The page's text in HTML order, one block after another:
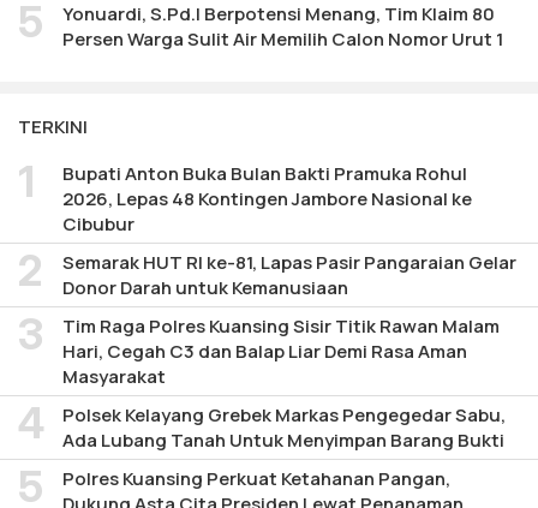
Yonuardi, S.Pd.I Berpotensi Menang, Tim Klaim 80
Persen Warga Sulit Air Memilih Calon Nomor Urut 1
TERKINI
Bupati Anton Buka Bulan Bakti Pramuka Rohul
2026, Lepas 48 Kontingen Jambore Nasional ke
Cibubur
Semarak HUT RI ke-81, Lapas Pasir Pangaraian Gelar
Donor Darah untuk Kemanusiaan
Tim Raga Polres Kuansing Sisir Titik Rawan Malam
Hari, Cegah C3 dan Balap Liar Demi Rasa Aman
Masyarakat
Polsek Kelayang Grebek Markas Pengegedar Sabu,
Ada Lubang Tanah Untuk Menyimpan Barang Bukti
Polres Kuansing Perkuat Ketahanan Pangan,